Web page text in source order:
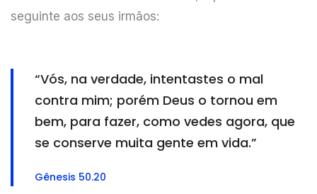
seguinte aos seus irmãos:
“Vós, na verdade, intentastes o mal
contra mim; porém Deus o tornou em
bem, para fazer, como vedes agora, que
se conserve muita gente em vida.”
Gênesis 50.20